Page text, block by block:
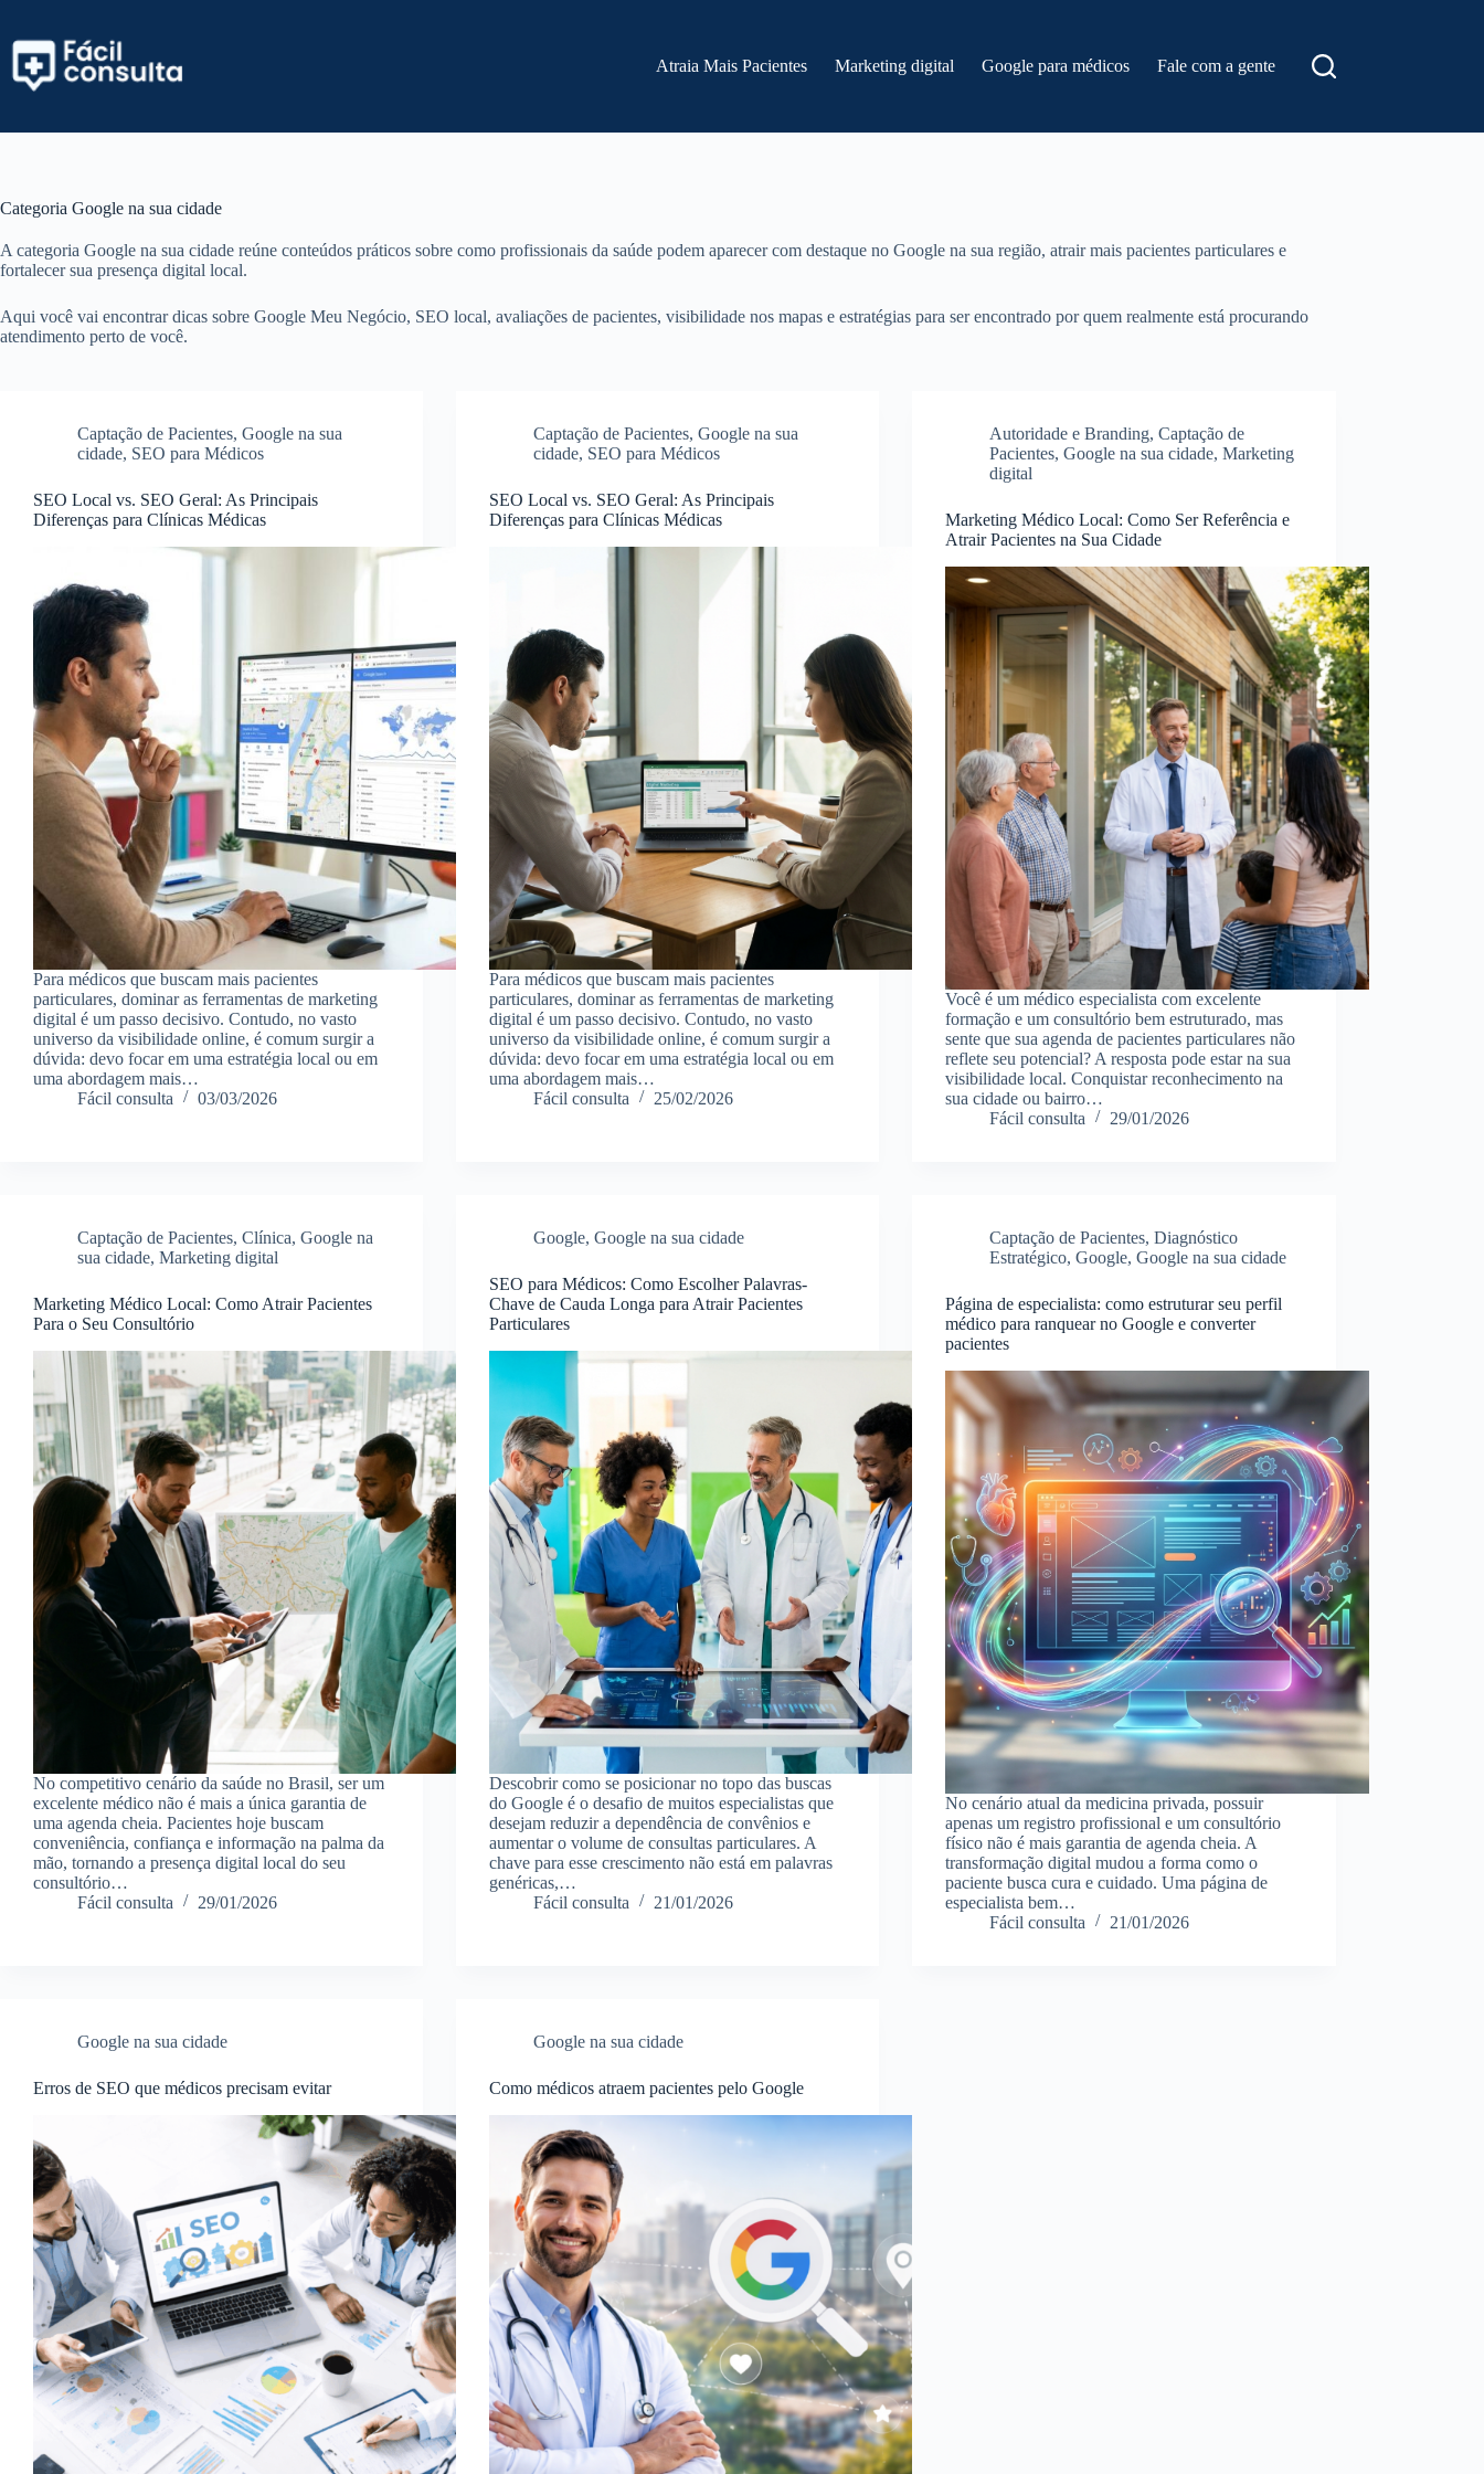
conteúdo
Atraia Mais Pacientes Marketing digital Google para médicos Fale com a gente
Categoria Google na sua cidade
A categoria Google na sua cidade reúne conteúdos práticos sobre como profissionais da saúde podem aparecer com destaque no Google na sua região, atrair mais pacientes particulares e
fortalecer sua presença digital local.
Aqui você vai encontrar dicas sobre Google Meu Negócio, SEO local, avaliações de pacientes, visibilidade nos mapas e estratégias para ser encontrado por quem realmente está procurando
atendimento perto de você.
Captação de Pacientes, Google na sua
cidade, SEO para Médicos
SEO Local vs. SEO Geral: As Principais
Diferenças para Clínicas Médicas
Para médicos que buscam mais pacientes
particulares, dominar as ferramentas de marketing
digital é um passo decisivo. Contudo, no vasto
universo da visibilidade online, é comum surgir a
dúvida: devo focar em uma estratégia local ou em
uma abordagem mais…
Fácil consulta
03/03/2026
Captação de Pacientes,Google na sua
cidade, SEO para Médicos
SEO Local vs. SEO Geral: As Principais
Diferenças para Clínicas Médicas
Para médicos que buscam mais pacientes
particulares, dominar as ferramentas de marketing
digital é um passo decisivo. Contudo, no vasto
universo da visibilidade online, é comum surgir a
dúvida: devo focar em uma estratégia local ou em
uma abordagem mais…
Fácil consulta
25/02/2026
Autoridade e Branding,Captação de
Pacientes,Google na sua cidade,Marketing
digital
Marketing Médico Local: Como Ser Referência e
Atrair Pacientes na Sua Cidade
Você é um médico especialista com excelente
formação e um consultório bem estruturado, mas
sente que sua agenda de pacientes particulares não
reflete seu potencial? A resposta pode estar na sua
visibilidade local. Conquistar reconhecimento na
sua cidade ou bairro…
Fácil consulta
29/01/2026
Captação de Pacientes, Clínica, Google na
sua cidade, Marketing digital
Marketing Médico Local: Como Atrair Pacientes
Para o Seu Consultório
No competitivo cenário da saúde no Brasil, ser um
excelente médico não é mais a única garantia de
uma agenda cheia. Pacientes hoje buscam
conveniência, confiança e informação na palma da
mão, tornando a presença digital local do seu
consultório…
Fácil consulta
29/01/2026
Google,Google na sua cidade
SEO para Médicos: Como Escolher Palavras-
Chave de Cauda Longa para Atrair Pacientes
Particulares
Descobrir como se posicionar no topo das buscas
do Google é o desafio de muitos especialistas que
desejam reduzir a dependência de convênios e
aumentar o volume de consultas particulares. A
chave para esse crescimento não está em palavras
genéricas,…
Fácil consulta
21/01/2026
Captação de Pacientes,Diagnóstico
Estratégico,Google,Google na sua cidade
Página de especialista: como estruturar seu perfil
médico para ranquear no Google e converter
pacientes
No cenário atual da medicina privada, possuir
apenas um registro profissional e um consultório
físico não é mais garantia de agenda cheia. A
transformação digital mudou a forma como o
paciente busca cura e cuidado. Uma página de
especialista bem…
Fácil consulta
21/01/2026
Google na sua cidade
Erros de SEO que médicos precisam evitar
Google na sua cidade
Como médicos atraem pacientes pelo Google